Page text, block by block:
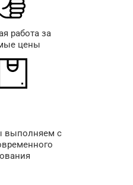
работа за
цены
выполняем с